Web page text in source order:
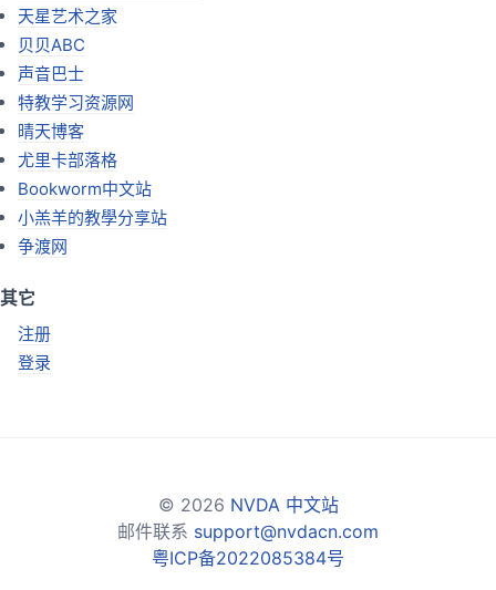
天星艺术之家
贝贝ABC
声音巴士
特教学习资源网
晴天博客
尤里卡部落格
Bookworm中文站
小羔羊的教學分享站
争渡网
其它
注册
登录
© 2026 NVDA 中文站
邮件联系 support@nvdacn.com
粤ICP备2022085384号